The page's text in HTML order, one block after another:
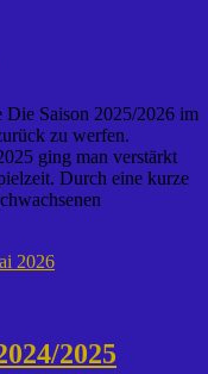
Die Saison 2025/2026 im
zu werfen.
ging man verstärkt
Durch eine kurze
2026
2025